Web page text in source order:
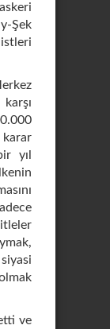
Şek
yıl
ve